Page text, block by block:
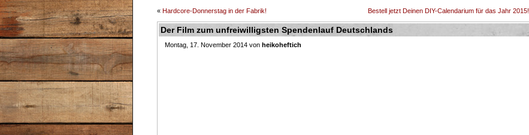
« Hardcore-Donnerstag in der Fabrik! Bestell jetzt Deinen DIY-Calendarium für das Jahr 2015!
Der Film zum unfreiwilligsten Spendenlauf Deutschlands
Montag, 17. November 2014 von heikoheftich